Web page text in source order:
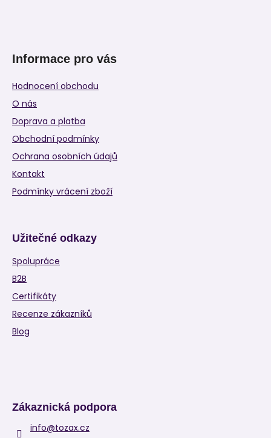
Informace pro vás
Hodnocení obchodu
O nás
Doprava a platba
Obchodní podmínky
Ochrana osobních údajů
Kontakt
Podmínky vrácení zboží
Užitečné odkazy
Spolupráce
B2B
Certifikáty
Recenze zákazníků
Blog
Zákaznická podpora
info@tozax.cz